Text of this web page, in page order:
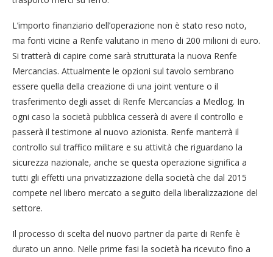
L’importo finanziario dell’operazione non è stato reso noto,
ma fonti vicine a Renfe valutano in meno di 200 milioni di euro.
Si tratterà di capire come sarà strutturata la nuova Renfe
Mercancias. Attualmente le opzioni sul tavolo sembrano
essere quella della creazione di una joint venture o il
trasferimento degli asset di Renfe Mercancías a Medlog. In
ogni caso la società pubblica cesserà di avere il controllo e
passerà il testimone al nuovo azionista. Renfe manterrà il
controllo sul traffico militare e su attività che riguardano la
sicurezza nazionale, anche se questa operazione significa a
tutti gli effetti una privatizzazione della società che dal 2015
compete nel libero mercato a seguito della liberalizzazione del
settore.
Il processo di scelta del nuovo partner da parte di Renfe è
durato un anno. Nelle prime fasi la società ha ricevuto fino a